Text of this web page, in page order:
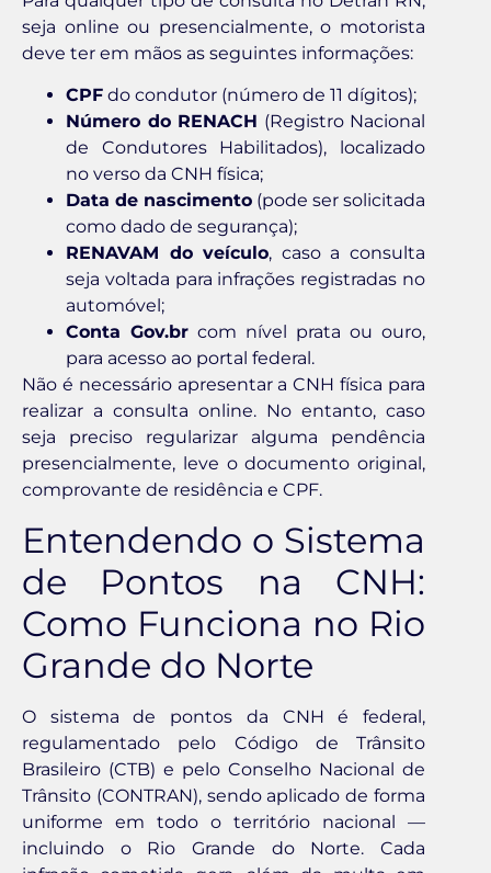
seja online ou presencialmente, o motorista
deve ter em mãos as seguintes informações:
CPF do condutor (número de 11 dígitos);
Número do RENACH (Registro Nacional
de Condutores Habilitados), localizado
no verso da CNH física;
Data de nascimento (pode ser solicitada
como dado de segurança);
RENAVAM do veículo, caso a consulta
seja voltada para infrações registradas no
automóvel;
Conta Gov.br com nível prata ou ouro,
para acesso ao portal federal.
Não é necessário apresentar a CNH física para
realizar a consulta online. No entanto, caso
seja preciso regularizar alguma pendência
presencialmente, leve o documento original,
comprovante de residência e CPF.
Entendendo o Sistema
de Pontos na CNH:
Como Funciona no Rio
Grande do Norte
O sistema de pontos da CNH é federal,
regulamentado pelo Código de Trânsito
Brasileiro (CTB) e pelo Conselho Nacional de
Trânsito (CONTRAN), sendo aplicado de forma
uniforme em todo o território nacional —
incluindo o Rio Grande do Norte. Cada